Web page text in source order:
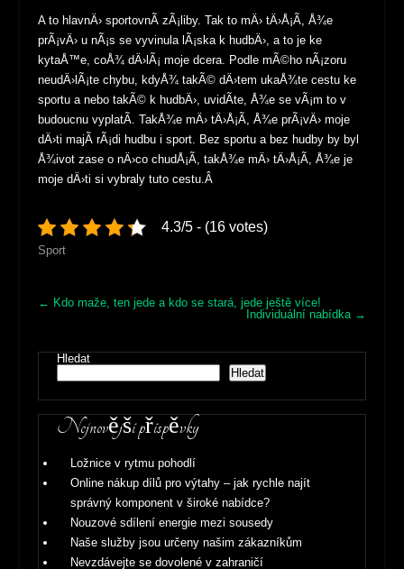
A to hlavnÄ› sportovnÃ­ zÃ¡liby. Tak to mÄ› tÄ›Å¡Ã­, Å¾e
prÃ¡vÄ› u nÃ¡s se vyvinula lÃ¡ska k hudbÄ›, a to je ke
kytaÅ™e, coÅ¾ dÄ›lÃ¡ moje dcera. Podle mÃ©ho nÃ¡zoru
neudÄ›lÃ¡te chybu, kdyÅ¾ takÃ© dÄ›tem ukaÅ¾te cestu ke
sportu a nebo takÃ© k hudbÄ›, uvidÃ­te, Å¾e se vÃ¡m to v
budoucnu vyplatÃ­. TakÅ¾e mÄ› tÄ›Å¡Ã­, Å¾e prÃ¡vÄ› moje
dÄ›ti majÃ­ rÃ¡di hudbu i sport. Bez sportu a bez hudby by byl
Å¾ivot zase o nÄ›co chudÅ¡Ã­, takÅ¾e mÄ› tÄ›Å¡Ã­, Å¾e je
moje dÄ›ti si vybraly tuto cestu.Â
4.3/5 - (16 votes)
Sport
Post
← Kdo maže, ten jede a kdo se stará, jede ještě více!
Individuální nabídka →
Hledat
Hledat
Nejnovější příspěvky
Ložnice v rytmu pohodlí
Online nákup dílů pro výtahy – jak rychle najít
správný komponent v široké nabídce?
Nouzové sdílení energie mezi sousedy
Naše služby jsou určeny našim zákazníkům
Nevzdávejte se dovolené v zahraničí